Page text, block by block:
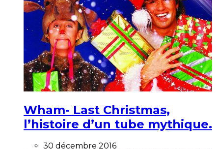
Wham- Last Christmas,
l’histoire d’un tube mythique.
30 décembre 2016